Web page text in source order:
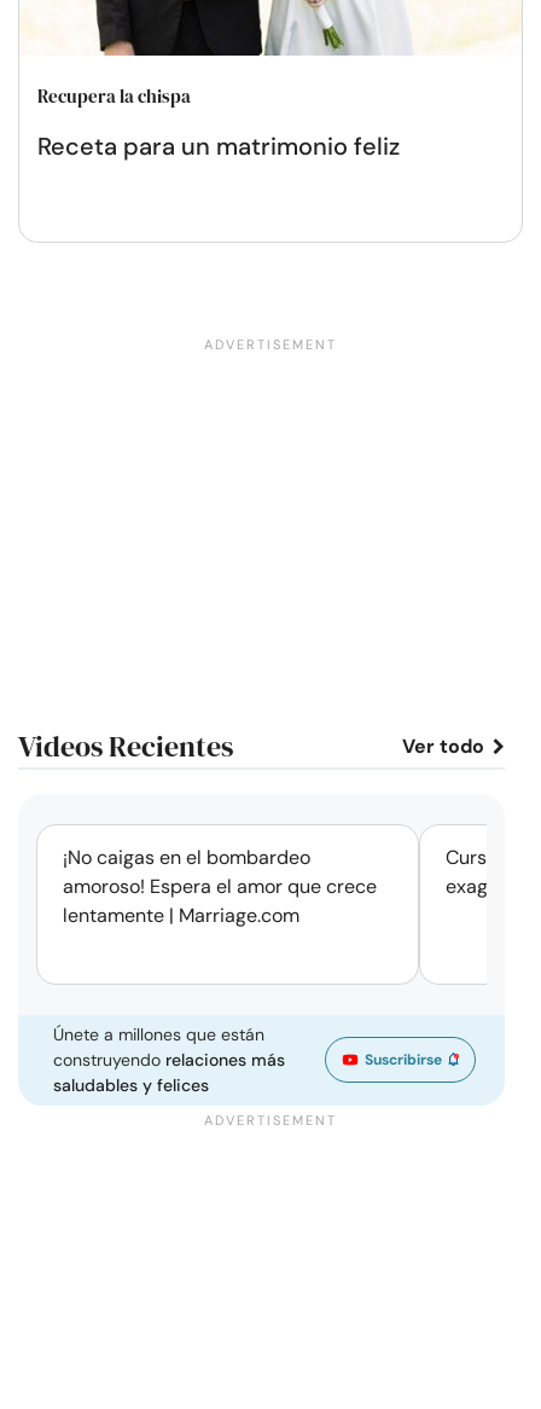
Recupera la chispa
Receta para un matrimonio feliz
Videos Recientes Ver todo
¡No caigas en el bombardeo
amoroso! Espera el amor que crece
lentamente | Marriage.com
Cursos
Únete a millones que están
construyendo relaciones más
saludables y felices
Suscribirse